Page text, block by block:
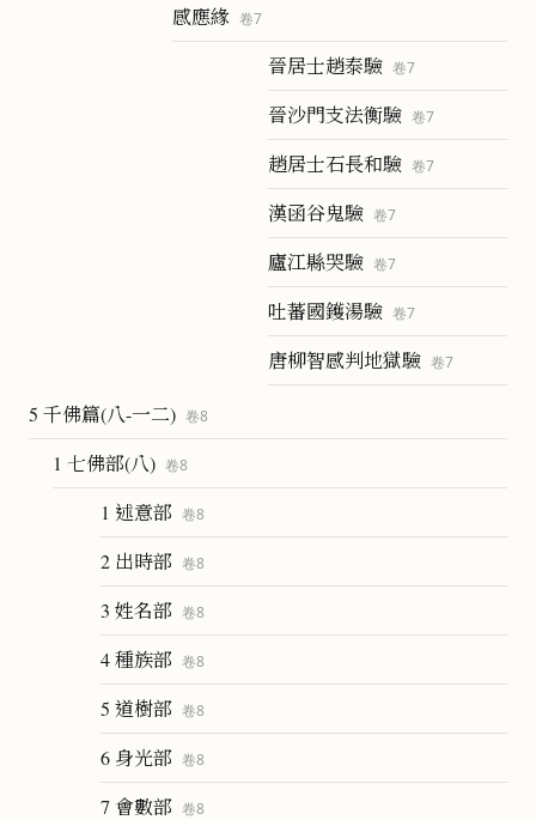
感應緣 卷7
晉居士趙泰驗 卷7
晉沙門支法衡驗 卷7
趙居士石長和驗 卷7
漢函谷鬼驗 卷7
廬江縣哭驗 卷7
吐蕃國鑊湯驗 卷7
唐柳智感判地獄驗 卷7
5 千佛篇(八-一二) 卷8
1 七佛部(八) 卷8
1 述意部 卷8
2 出時部 卷8
3 姓名部 卷8
4 種族部 卷8
5 道樹部 卷8
6 身光部 卷8
7 會數部 卷8